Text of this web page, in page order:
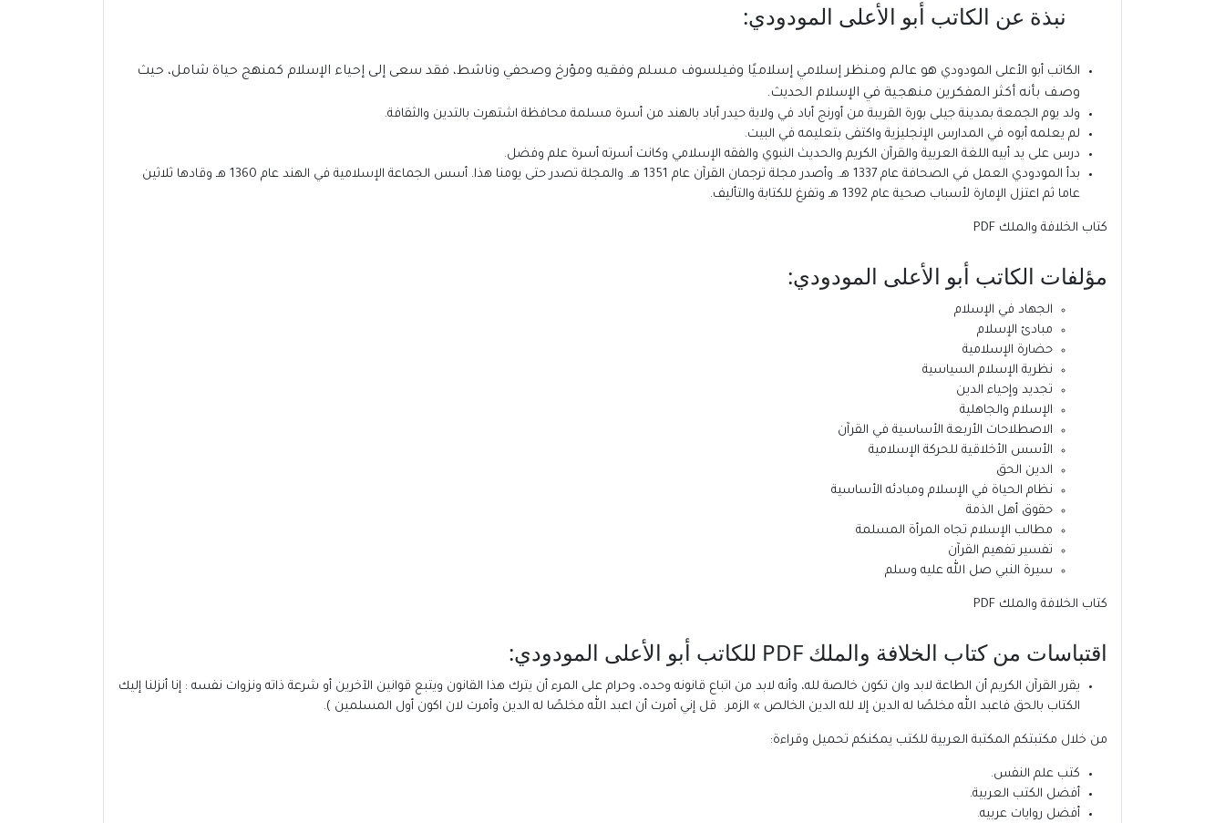
نبذة عن الكاتب أبو الأعلى المودودي:
الكاتب أبو الأعلى المودودي هو عالم ومنظر إسلامي إسلاميًا وفيلسوف مسلم وفقيه ومؤرخ وصحفي وناشط، فقد سعى إلى إحياء الإسلام كمنهج حياة شامل، حيث
وصف بأنه أكثر المفكرين منهجية في الإسلام الحديث.
ولد يوم الجمعة بمدينة جيلى بورة القريبة من أورنج أباد في ولاية حيدر أباد بالهند من أسرة مسلمة محافظة اشتهرت بالتدين والثقافة.
لم يعلمه أبوه في المدارس الإنجليزية واكتفى بتعليمه في البيت.
درس على يد أبيه اللغة العربية والقرآن الكريم والحديث النبوي والفقه الإسلامي وكانت أسرته أسرة علم وفضل.
بدأ المودودي العمل في الصحافة عام 1337 هـ. وأصدر مجلة ترجمان القرآن عام 1351 هـ. والمجلة تصدر حتى يومنا هذا. أسس الجماعة الإسلامية في الهند عام 1360 هـ وقادها ثلاثين
عاما ثم اعتزل الإمارة لأسباب صحية عام 1392 هـ وتفرغ للكتابة والتأليف.
كتاب الخلافة والملك PDF
مؤلفات الكاتب أبو الأعلى المودودي:
الجهاد في الإسلام
مبادئ الإسلام
حضارة الإسلامية
نظرية الإسلام السياسية
تجديد وإحياء الدين
الإسلام والجاهلية
الاصطلاحات الأربعة الأساسية في القرآن
الأسس الأخلاقية للحركة الإسلامية
الدين الحق
نظام الحياة في الإسلام ومبادئه الأساسية
حقوق أهل الذمة
مطالب الإسلام تجاه المرأة المسلمة
تفسير تفهيم القرآن
سيرة النبي صل الله عليه وسلم
كتاب الخلافة والملك PDF
اقتباسات من كتاب الخلافة والملك PDF ل لكاتب أبو الأعلى المودودي:
يقرر القرآن الكريم أن الطاعة لابد وان تكون خالصة لله، وأنه لابد من اتباع قانونه وحده، وحرام على المرء أن يترك هذا القانون ويتبع قوانين الآخرين أو شرعة ذاته ونزوات نفسه : إنا أنزلنا إليك
الكتاب بالحق فاعبد الله مخلصًا له الدين إلا لله الدين الخالص » الزمر. قل إني أمرت أن اعبد الله مخلصًا له الدين وأمرت لان اكون أول المسلمين ).
من خلال مكتبتكم المكتبة العربية للكتب يمكنكم تحميل وقراءة:
كتب علم النفس.
أفضل الكتب العربية.
أفضل روايات عربيه.